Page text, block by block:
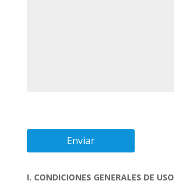
I. CONDICIONES GENERALES DE USO